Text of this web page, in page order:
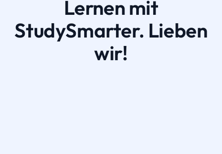
Lernen mit
StudySmarter. Lieben
wir!